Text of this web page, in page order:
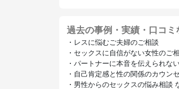
過去の事例・実績・口コミ
・レスに悩むご夫婦のご相談
・セックスに自信がない女性のご
・パートナーに本音を伝えられな
・自己肯定感と性の関係のカウン
・男性からのセックスの悩み相談